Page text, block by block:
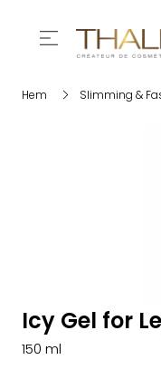
Hem Slimming &
Icy Gel for
150 ml